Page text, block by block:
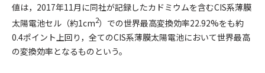
値は，2017年11月に同社が記録したカドミウムを含むCIS系薄膜
太陽電池セル（約1cm2）での世界最高変換効率22.92%をも約
0.4ポイント上回り，全てのCIS系薄膜太陽電池において世界最高
の変換効率となるものという。